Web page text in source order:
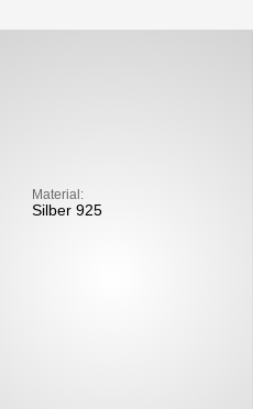
Material:
Silber 925